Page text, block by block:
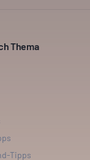
Thema
Tipps